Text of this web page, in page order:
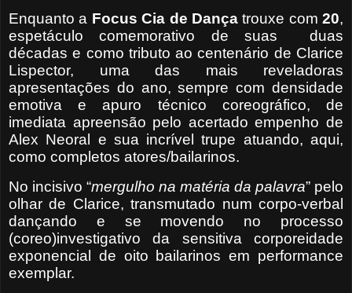
Enquanto a Focus Cia de Dançatrouxe com 20,
espetáculo comemorativo de suas
duas
décadas e como tributo ao centenário de Clarice
Lispector, uma das mais reveladoras
apresentações do ano, sempre com densidade
emotiva e apuro técnico coreográfico, de
imediata apreensão pelo acertado empenho de
Alex Neoral e sua incrível trupe atuando, aqui,
como completos atores/bailarinos.
No incisivo “mergulho na matéria da palavra” pelo
olhar de Clarice, transmutado num corpo-verbal
dançando e se movendo no processo
(coreo)investigativo da sensitiva corporeidade
exponencial de oito bailarinos em performance
exemplar.